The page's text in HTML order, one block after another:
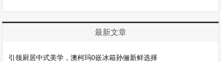
最新文章
引领厨居中式美学，澳柯玛0嵌冰箱孙俪新鲜选择